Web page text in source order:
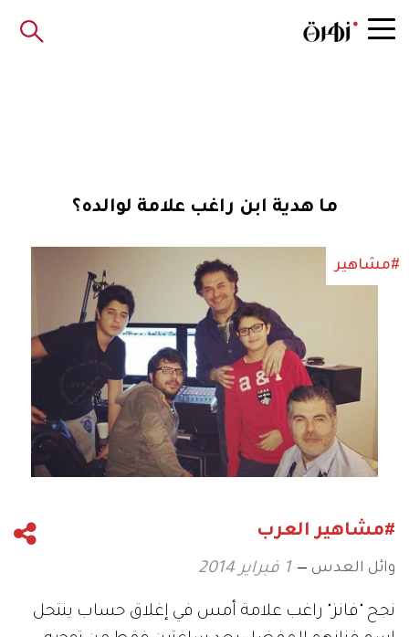
ما هدية ابن راغب علامة لوالده؟
#مشاهير
#مشاهير العرب
وائل العدس 1 فبراير 2014
نجح "فانز" راغب علامة أمس في إغلاق حساب ينتحل